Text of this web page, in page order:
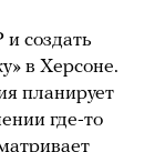
создать
в Херсоне.
планирует
где-то